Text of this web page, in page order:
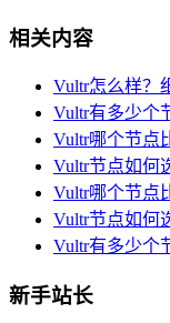
相关内容
Vultr怎么样？
Vultr有多少个
Vultr哪个节点
Vultr节点如何
Vultr哪个节点
Vultr节点如何
Vultr有多少个
新手站长